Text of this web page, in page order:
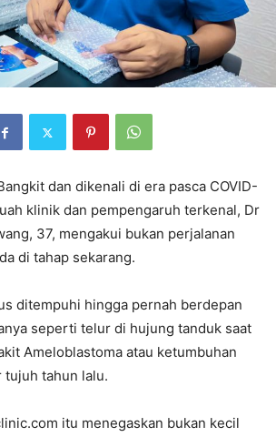
dan dikenali di era pasca COVID-
klinik dan pempengaruh terkenal, Dr
37, mengakui bukan perjalanan
di tahap sekarang.
ditempuhi hingga pernah berdepan
seperti telur di hujung tanduk saat
Ameloblastoma atau ketumbuhan
tujuh tahun lalu.
itu menegaskan bukan kecil